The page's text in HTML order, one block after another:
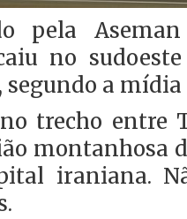
pela
no
segundo a
trecho entre
montanhosa
iraniana.